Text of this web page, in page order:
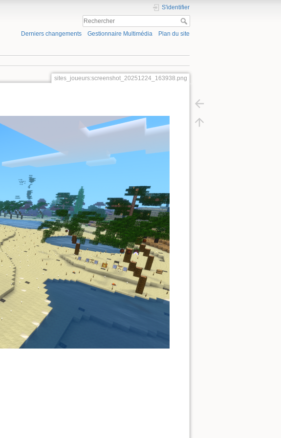
S'identifier
Derniers changements Gestionnaire Multimédia Plan du site
sites_joueurs:screenshot_20251224_163938.png